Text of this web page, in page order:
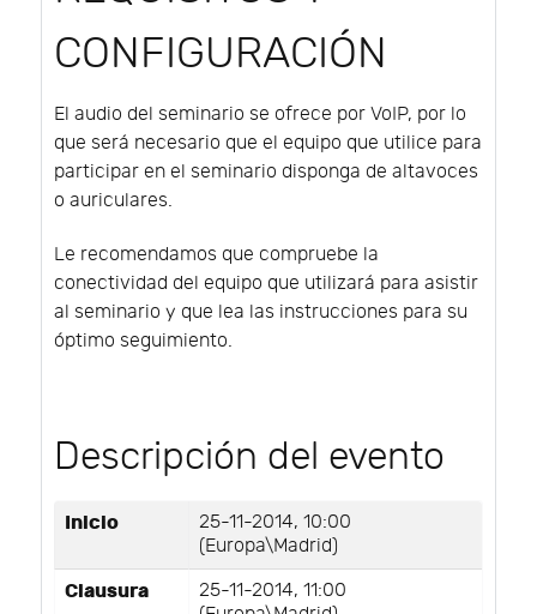
CONFIGURACIÓN
El audio del seminario se ofrece por VoIP, por lo
que será necesario que el equipo que utilice para
participar en el seminario disponga de altavoces
o auriculares.
Le recomendamos que compruebe la
conectividad del equipo que utilizará para asistir
al seminario y que lea las instrucciones para su
óptimo seguimiento.
Descripción del evento
Inicio
25-11-2014, 10:00
(Europa\Madrid)
Clausura
25-11-2014, 11:00